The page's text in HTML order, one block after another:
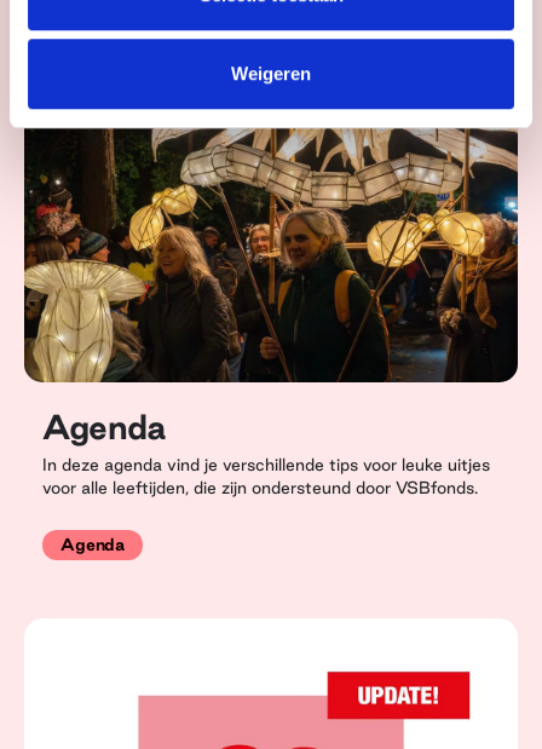
Weigeren
Agenda
In deze agenda vind je verschillende tips voor leuke uitjes
voor alle leeftijden, die zijn ondersteund door VSBfonds.
Agenda